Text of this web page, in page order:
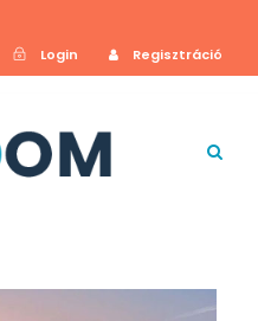
Login
Regisztráció